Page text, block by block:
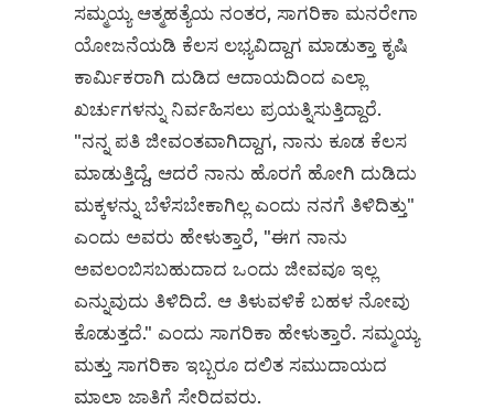
ಸಮ್ಮಯ್ಯ ಆತ್ಮಹತ್ಯೆಯ ನಂತರ, ಸಾಗರಿಕಾ ಮನರೇಗಾ
ಯೋಜನೆಯಡಿ ಕೆಲಸ ಲಭ್ಯವಿದ್ದಾಗ ಮಾಡುತ್ತಾ ಕೃಷಿ
ಕಾರ್ಮಿಕರಾಗಿ ದುಡಿದ ಆದಾಯದಿಂದ ಎಲ್ಲಾ
ಖರ್ಚುಗಳನ್ನು ನಿರ್ವಹಿಸಲು ಪ್ರಯತ್ನಿಸುತ್ತಿದ್ದಾರೆ.
"ನನ್ನ ಪತಿ ಜೀವಂತವಾಗಿದ್ದಾಗ, ನಾನು ಕೂಡ ಕೆಲಸ
ಮಾಡುತ್ತಿದ್ದೆ, ಆದರೆ ನಾನು ಹೊರಗೆ ಹೋಗಿ ದುಡಿದು
ಮಕ್ಕಳನ್ನು ಬೆಳೆಸಬೇಕಾಗಿಲ್ಲ ಎಂದು ನನಗೆ ತಿಳಿದಿತ್ತು"
ಎಂದು ಅವರು ಹೇಳುತ್ತಾರೆ, "ಈಗ ನಾನು
ಅವಲಂಬಿಸಬಹುದಾದ ಒಂದು ಜೀವವೂ ಇಲ್ಲ
ಎನ್ನುವುದು ತಿಳಿದಿದೆ. ಆ ತಿಳುವಳಿಕೆ ಬಹಳ ನೋವು
ಕೊಡುತ್ತದೆ." ಎಂದು ಸಾಗರಿಕಾ ಹೇಳುತ್ತಾರೆ. ಸಮ್ಮಯ್ಯ
ಮತ್ತು ಸಾಗರಿಕಾ ಇಬ್ಬರೂ ದಲಿತ ಸಮುದಾಯದ
ಮಾಲಾ ಜಾತಿಗೆ ಸೇರಿದವರು.